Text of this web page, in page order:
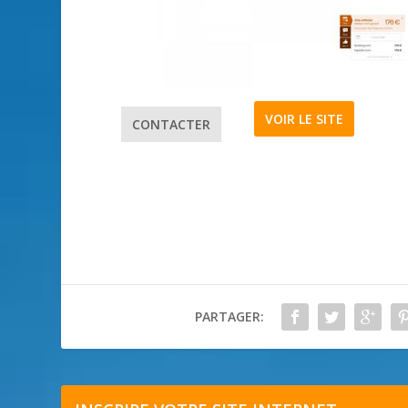
CONTACTER VOIR LE SITE
PARTAGER: